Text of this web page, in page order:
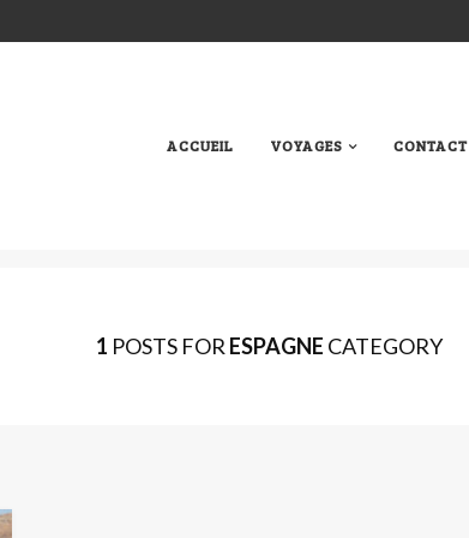
ACCUEIL VOYAGES CONTACT
1 POSTS FOR ESPAGNE CATEGORY